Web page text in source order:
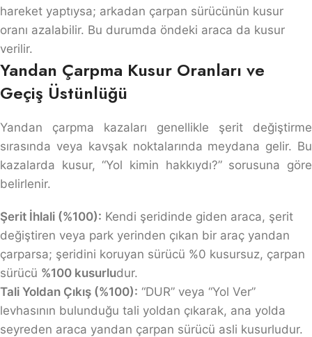
hareket yaptıysa; arkadan çarpan sürücünün kusur
oranı azalabilir. Bu durumda öndeki araca da kusur
verilir.
Yandan Çarpma Kusur Oranları ve
Geçiş Üstünlüğü
Yandan çarpma kazaları genellikle şerit değiştirme
sırasında veya kavşak noktalarında meydana gelir. Bu
kazalarda kusur, “Yol kimin hakkıydı?” sorusuna göre
belirlenir.
Şerit İhlali (%100): Kendi şeridinde giden araca, şerit
değiştiren veya park yerinden çıkan bir araç yandan
çarparsa; şeridini koruyan sürücü %0 kusursuz, çarpan
sürücü %100 kusurludur.
Tali Yoldan Çıkış (%100): “DUR” veya “Yol Ver”
levhasının bulunduğu tali yoldan çıkarak, ana yolda
seyreden araca yandan çarpan sürücü asli kusurludur.